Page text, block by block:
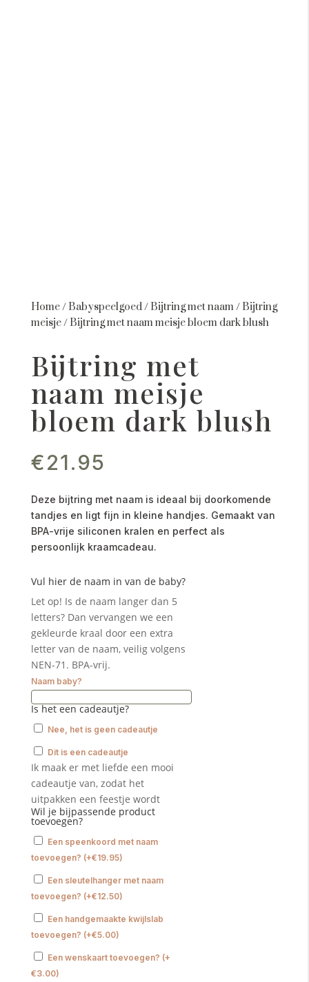
Home/ Babyspeelgoed/ Bijtring met naam/ Bijtring
meisje/ Bijtring met naam meisje bloem dark blush
Bijtring met
naam meisje
bloem dark blush
€21.95
Deze bijtring met naam is ideaal bij doorkomende
tandjes en ligt fijn in kleine handjes. Gemaakt van
BPA-vrije siliconen kralen en perfect als
persoonlijk kraamcadeau.
Vul hier de naam in van de baby?
Let op! Is de naam langer dan 5
letters? Dan vervangen we een
gekleurde kraal door een extra
letter van de naam, veilig volgens
NEN-71. BPA-vrij.
Naam baby?
Is het een cadeautje?
Nee, het is geen cadeautje
Dit is een cadeautje
Ik maak er met liefde een mooi
cadeautje van, zodat het
uitpakken een feestje wordt
Wil je bijpassende product
toevoegen?
Een speenkoord met naam
toevoegen? (+€19.95)
Een sleutelhanger met naam
toevoegen? (+€12.50)
Een handgemaakte kwijlslab
toevoegen? (+€5.00)
Een wenskaart toevoegen? (+
€3.00)